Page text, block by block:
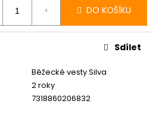
DO KOŠÍKU
Běžecké vesty Silva
2 roky
7318860206832
Sdílet